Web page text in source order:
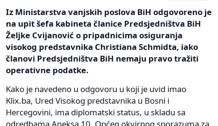
Iz Ministarstva vanjskih poslova BiH odgovoreno je
na upit šefa kabineta članice Predsjedništva BiH
Željke Cvijanović o pripadnicima osiguranja
visokog predstavnika Christiana Schmidta, iako
članovi Predsjedništva BiH nemaju pravo tražiti
operativne podatke.
Kako je navedeno u odgovoru u koji je uvid imao
Klix.ba, Ured Visokog predstavnika u Bosni i
Hercegovini, ima diplomatski status, u skladu sa
odredbama Aneksa 10. Općeg okvirnog sporazuma za